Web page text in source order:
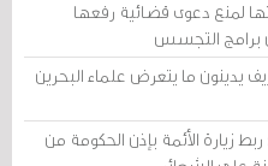
لمنع دعوى قضائية رفعها
برامج التجسس
يدينون ما يتعرض علماء البحرين
زيارة الأئمة بإذن الحكومة من